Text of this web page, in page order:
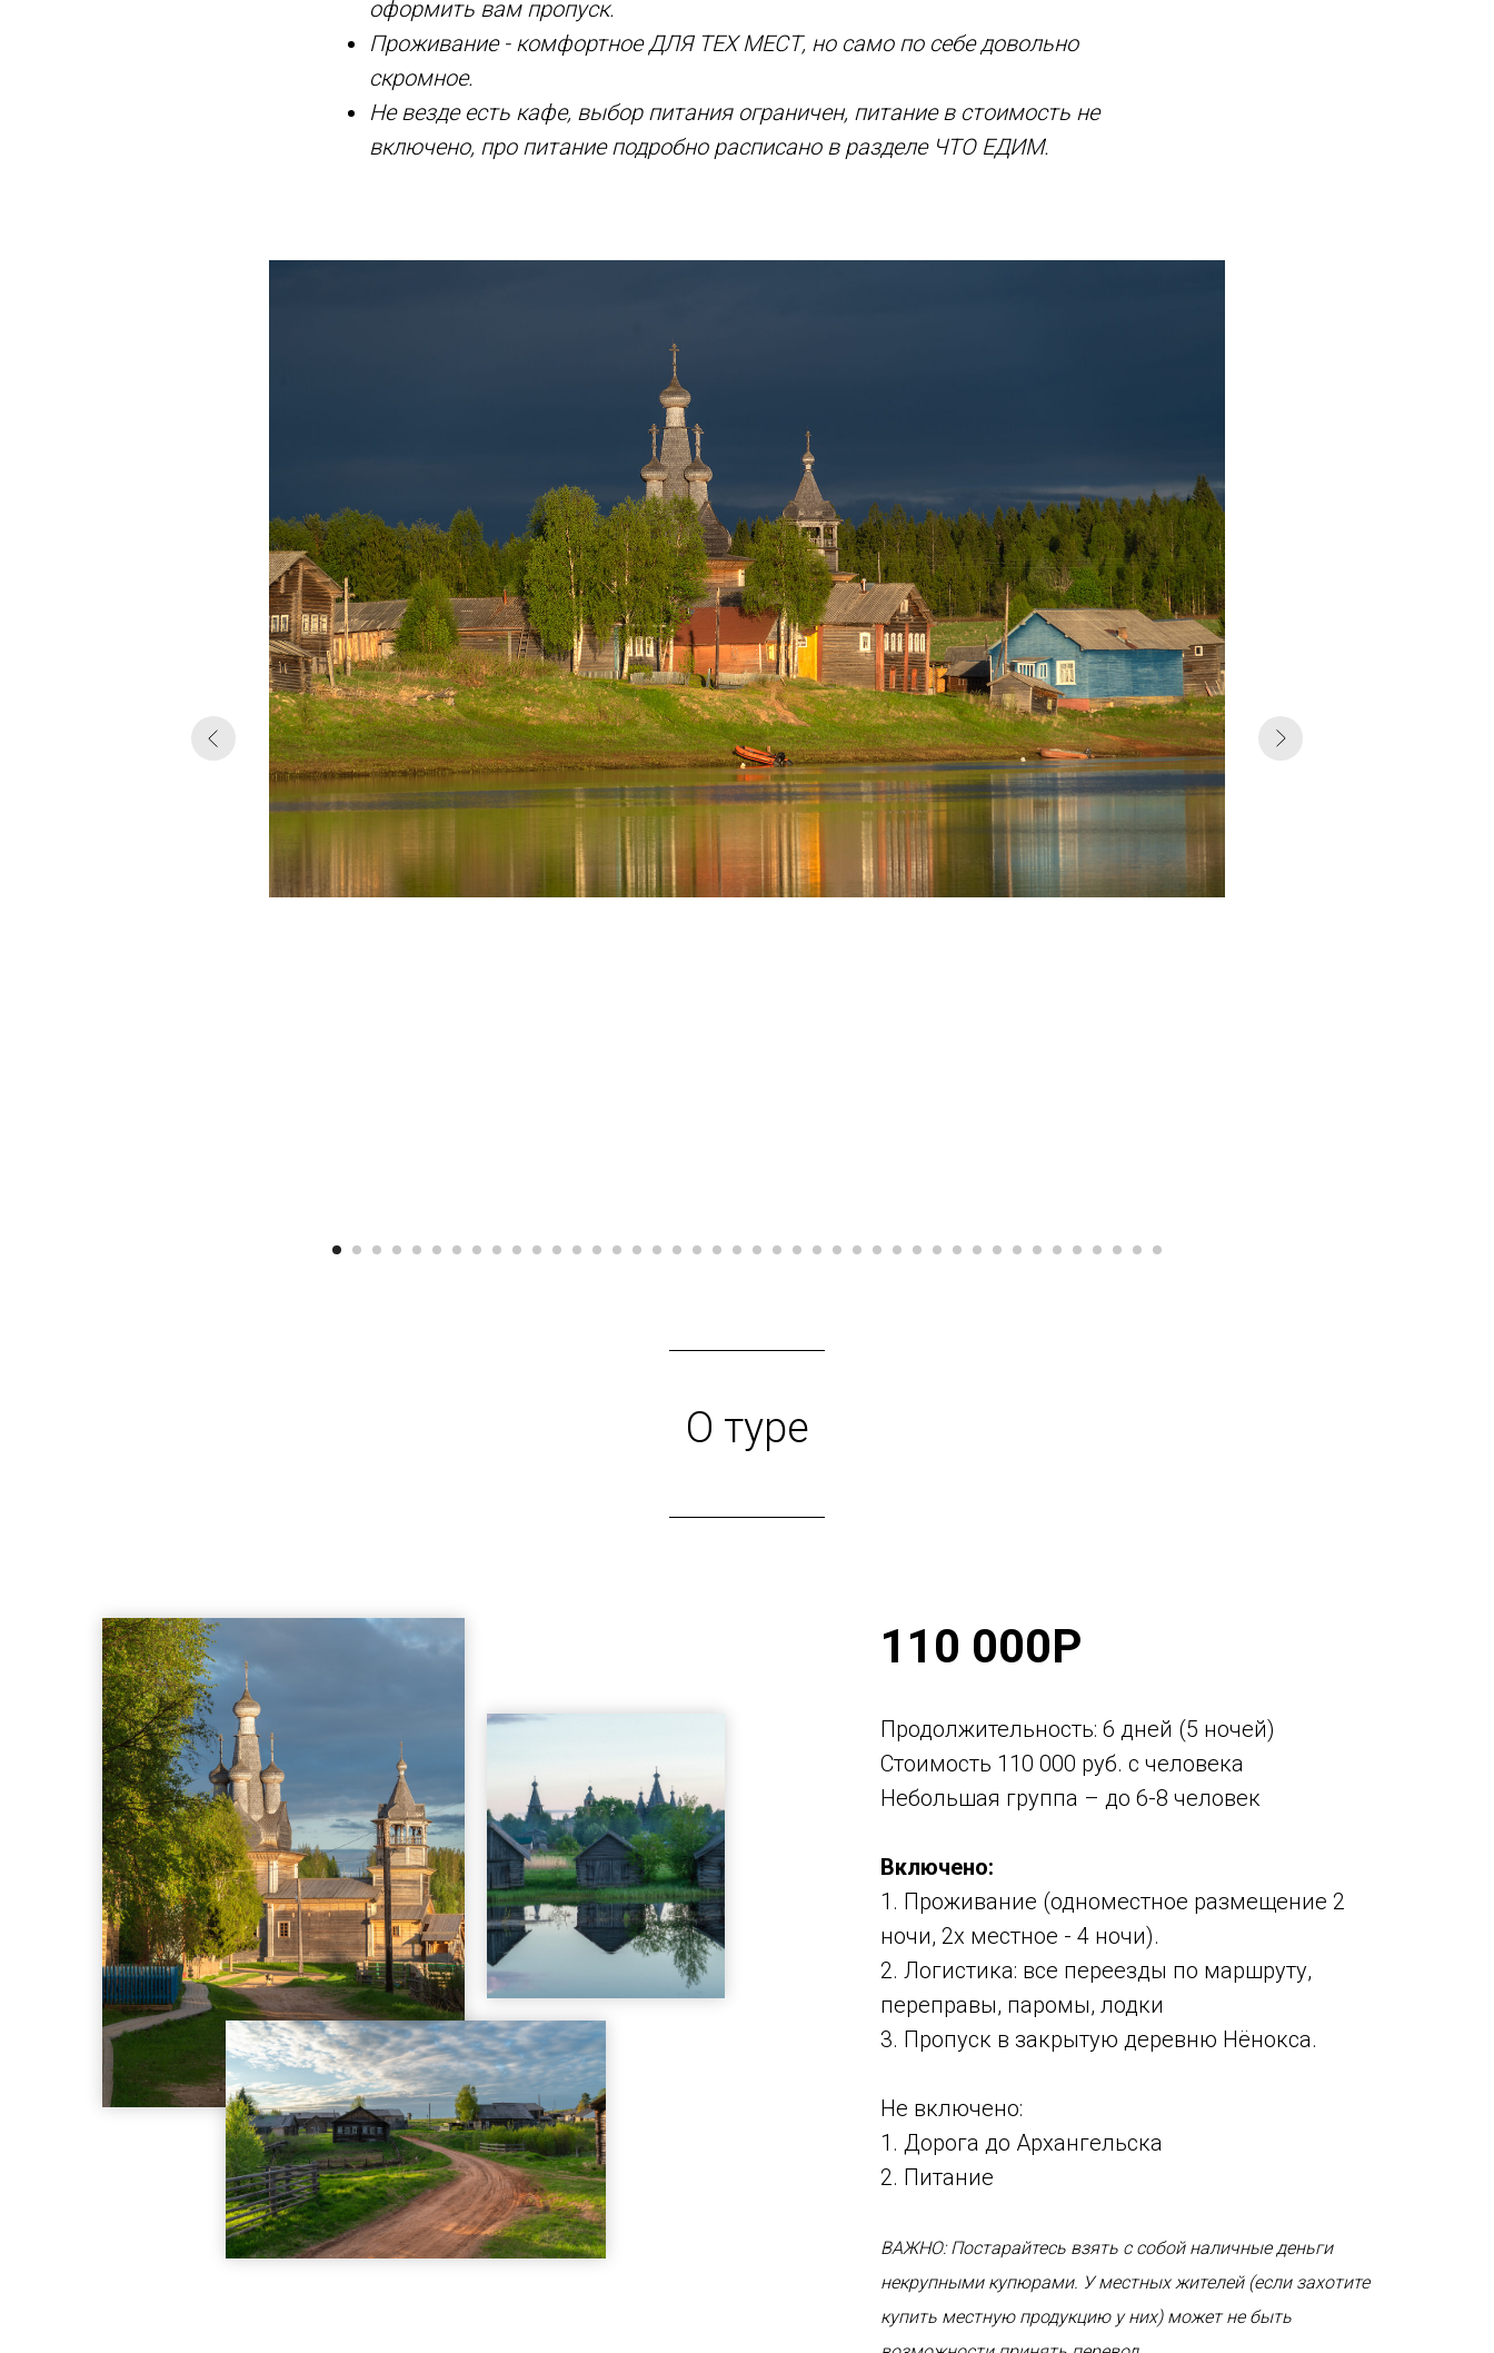
оформить вам пропуск.
Проживание - комфортное ДЛЯ ТЕХ МЕСТ, но само по себе довольно
скромное.
Не везде есть кафе, выбор питания ограничен, питание в стоимость не
включено, про питание подробно расписано в разделе ЧТО ЕДИМ.
О туре
110 000Р
Продолжительность: 6 дней (5 ночей)
Стоимость 110 000 руб. с человека
Небольшая группа – до 6-8 человек
Включено:
1. Проживание (одноместное размещение 2
ночи, 2х местное - 4 ночи).
2. Логистика: все переезды по маршруту,
переправы, паромы, лодки
3. Пропуск в закрытую деревню Нёнокса.
Не включено:
1. Дорога до Архангельска
2. Питание
ВАЖНО: Постарайтесь взять с собой наличные деньги
некрупными купюрами. У местных жителей (если захотите
купить местную продукцию у них) может не быть